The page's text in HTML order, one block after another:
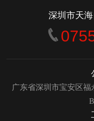
深圳市天
广东省深圳市宝安区